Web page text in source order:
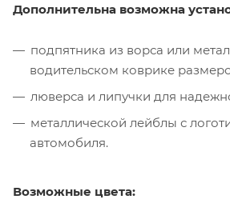
Дополнительна возможна
подпятника из ворса или
водительском коврике
люверса и липучки для
металлической лейблы с
автомобиля.
Возможные цвета: